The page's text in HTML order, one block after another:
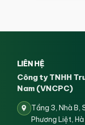
LIÊN HỆ
Công ty TNHH
Nam (VNCPC)
Tầng 3, Nhà B,
Phương Liệt,